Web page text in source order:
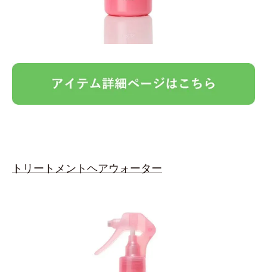
トリートメントヘアウォーター